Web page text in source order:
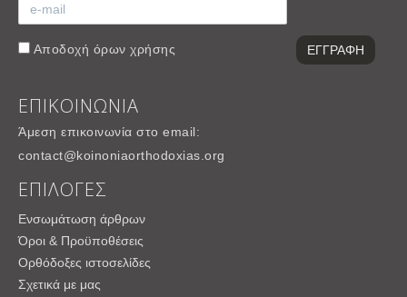
Αποδοχή όρων χρήσης
ΕΠΙΚΟΙΝΩΝΙΑ
Άμεση επικοινωνία στο email:
contact@koinoniaorthodoxias.org
ΕΠΙΛΟΓΕΣ
Ενσωμάτωση άρθρων
Όροι & Προϋποθέσεις
Ορθόδοξες ιστοσελίδες
Σχετικά με μας